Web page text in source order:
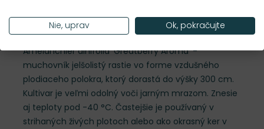
Popis
Amelanchier alnifolia 'Greatberry Aroma' -
muchovník jelšolistý rastie vo forme vzdušného
plodiaceho polokra, ktorý dorastá do výšky 300 cm.
Kultivar je veľmi odolný voči jarným mrazom. Znesie
aj teploty pod -40 °C. Častejšie je používaný v
strihaných živých plotoch alebo ako okrasný ker v
Nie, uprav Ok, pokračujte